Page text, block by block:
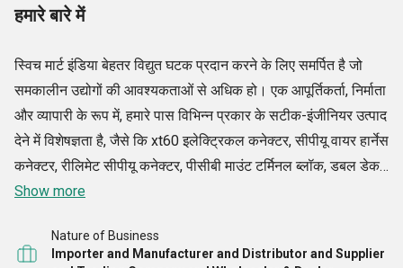
हमारे बारे में
स्विच मार्ट इंडिया बेहतर विद्युत घटक प्रदान करने के लिए समर्पित है जो
समकालीन उद्योगों की आवश्यकताओं से अधिक हो। एक आपूर्तिकर्ता, निर्माता
और व्यापारी के रूप में, हमारे पास विभिन्न प्रकार के सटीक-इंजीनियर उत्पाद
देने में विशेषज्ञता है, जैसे कि xt60 इलेक्ट्रिकल कनेक्टर, सीपीयू वायर हार्नेस
कनेक्टर, रीलिमेट सीपीयू कनेक्टर, पीसीबी माउंट टर्मिनल ब्लॉक, डबल डेकर
पीसीबी टर्मिनल ब्लॉक, माइक्रो यूएसबी कनेक्टर, मेन डोर स्विच, जेनर
स्विच, और अन्य। हमारे उत्पादों को विश्वसनीयता, दक्षता और नवीनता के
Show more
Nature of Business
Importer and Manufacturer and Distributor and Supplier